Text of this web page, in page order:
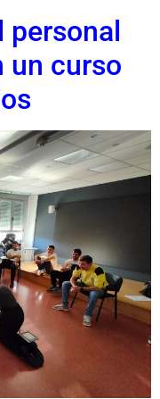
personal
un curso